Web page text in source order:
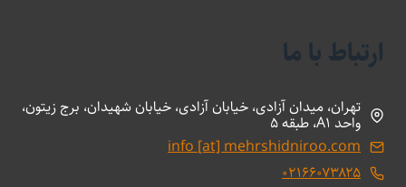
ارتباط با ما
تهران، میدان آزادی، خیابان آزادی، خیابان شهیدان، برج زیتون،
واحد A1، طبقه 5
info [at] mehrshidniroo.com
۰۲۱۶۶۰۷۳۸۲۵